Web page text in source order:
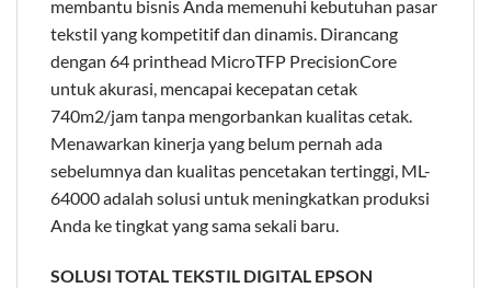
membantu bisnis Anda memenuhi kebutuhan pasar
tekstil yang kompetitif dan dinamis. Dirancang
dengan 64 printhead MicroTFP PrecisionCore
untuk akurasi, mencapai kecepatan cetak
740m2/jam tanpa mengorbankan kualitas cetak.
Menawarkan kinerja yang belum pernah ada
sebelumnya dan kualitas pencetakan tertinggi, ML-
64000 adalah solusi untuk meningkatkan produksi
Anda ke tingkat yang sama sekali baru.
SOLUSI TOTAL TEKSTIL DIGITAL EPSON